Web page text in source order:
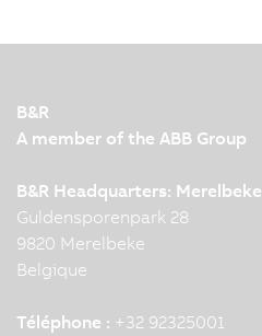
B&R
A member of the ABB Group
B&R Headquarters: Merelbeke
Guldensporenpark 28
9820 Merelbeke
Belgique
Téléphone : +32 92325001